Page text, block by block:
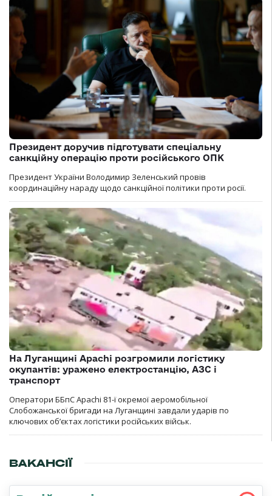
Президент доручив підготувати спеціальну
санкційну операцію проти російського ОПК
Президент України Володимир Зеленський провів
координаційну нараду щодо санкційної політики проти росії.
На Луганщині Apachi розгромили логістику
окупантів: уражено електростанцію, АЗС і
транспорт
Оператори ББпС Apachi 81-ї окремої аеромобільної
Слобожанської бригади на Луганщині завдали ударів по
ключових об’єктах логістики російських військ.
ВАКАНСІЇ